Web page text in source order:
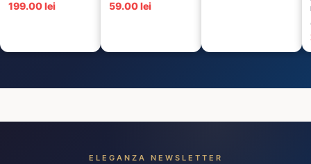
199.00 lei 59.00 lei
ELEGANZA NEWSLETTER